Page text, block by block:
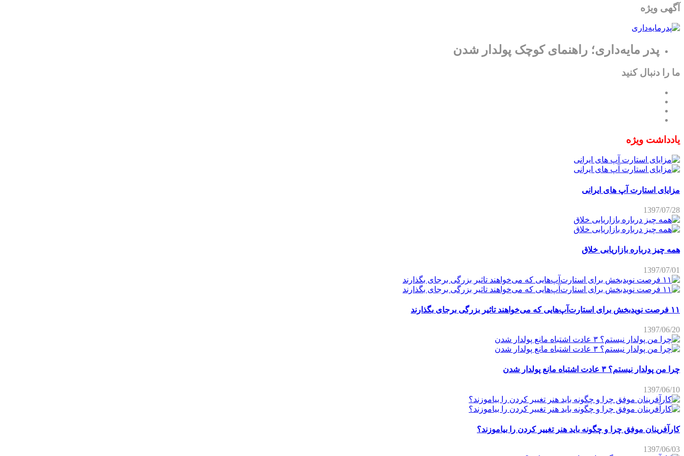
آگهی ویژه
پدر مایه‌داری؛ راهنمای کوچک پولدار شدن
ما را دنبال کنید
یادداشت ویژه
مزایای استارت آپ های ایرانی
1397/07/28
همه چیز درباره بازاریابی خلاق
1397/07/01
۱۱ فرصت نویدبخش برای استارت‌آپ‌هایی که می‌خواهند تاثیر بزرگی برجای بگذارند
1397/06/20
چرا من پولدار نیستم؟ ۳ عادت اشتباه مانع پولدار شدن
1397/06/10
کارآفرینان موفق چرا و چگونه باید هنر تغییر کردن را بیاموزند؟
1397/06/03